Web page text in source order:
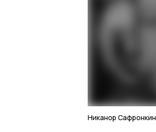
Никанор Сафронкин